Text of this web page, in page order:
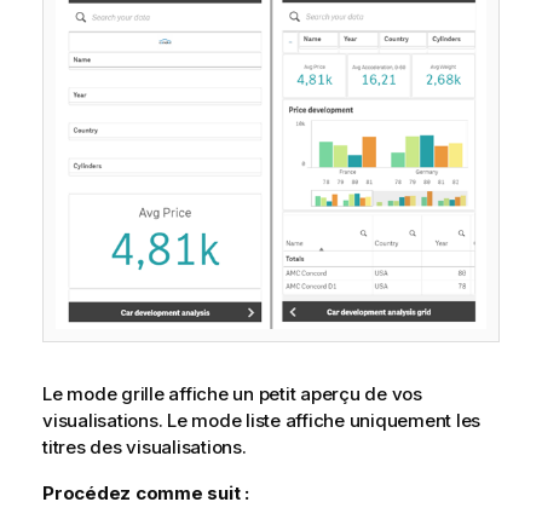
Le mode grille affiche un petit aperçu de vos
visualisations. Le mode liste affiche uniquement les
titres des visualisations.
Procédez comme suit :